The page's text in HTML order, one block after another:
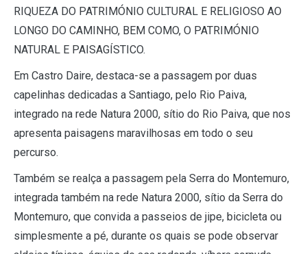
RIQUEZA DO PATRIMÓNIO CULTURAL E RELIGIOSO AO
LONGO DO CAMINHO, BEM COMO, O PATRIMÓNIO
NATURAL E PAISAGÍSTICO.
Em Castro Daire, destaca-se a passagem por duas
capelinhas dedicadas a Santiago, pelo Rio Paiva,
integrado na rede Natura 2000, sítio do Rio Paiva, que nos
apresenta paisagens maravilhosas em todo o seu
percurso.
Também se realça a passagem pela Serra do Montemuro,
integrada também na rede Natura 2000, sítio da Serra do
Montemuro, que convida a passeios de jipe, bicicleta ou
simplesmente a pé, durante os quais se pode observar